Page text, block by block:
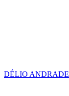
DÉLIO ANDRADE